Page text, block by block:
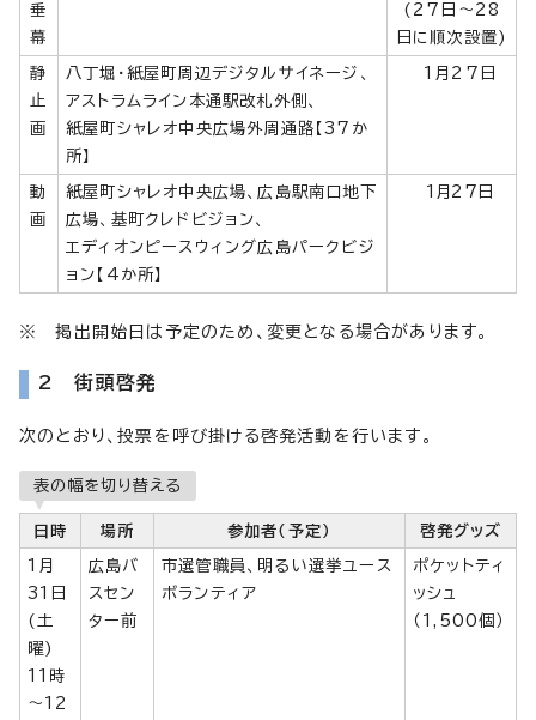
垂
幕
(27日～28
日に順次設置)
静
止
画
八丁堀・紙屋町周辺デジタルサイネージ、
アストラムライン本通駅改札外側、
紙屋町シャレオ中央広場外周通路【37か
所】
1月27日
動
画
紙屋町シャレオ中央広場、広島駅南口地下
広場、基町クレドビジョン、
エディオンピースウィング広島パークビジ
ョン【4か所】
1月27日
※ 掲出開始日は予定のため、変更となる場合があります。
2 街頭啓発
次のとおり、投票を呼び掛ける啓発活動を行います。
表の幅を切り替える
日時 場所 参加者（予定） 啓発グッズ
1月
31日
(土
曜)
11時
～12
広島バ
スセン
ター前
市選管職員、明るい選挙ユース
ボランティア
ポケットティ
ッシュ
（1,500個）